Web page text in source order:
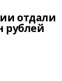
отдали
рублей